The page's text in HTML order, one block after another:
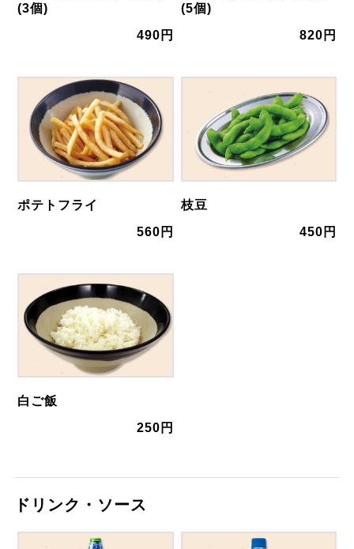
(3個)
490円
(5個)
820円
ポテトフライ
560円
枝豆
450円
白ご飯
250円
ドリンク・ソース